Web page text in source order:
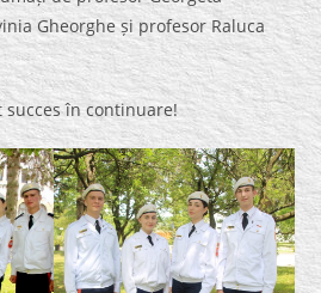
Gheorghe și profesor Raluca
în continuare!